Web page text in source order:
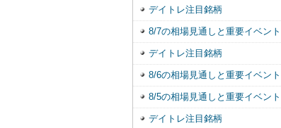
デイトレ注目銘柄
8/7の相場見通しと重要イベント
デイトレ注目銘柄
8/6の相場見通しと重要イベント
8/5の相場見通しと重要イベント
デイトレ注目銘柄